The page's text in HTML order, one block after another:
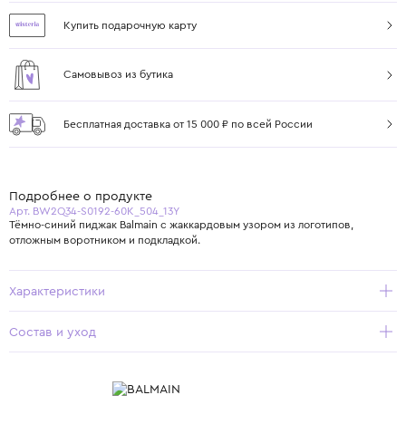
Купить подарочную карту
Самовывоз из бутика
Бесплатная доставка от 15 000 ₽ по всей России
Подробнее о продукте
Арт. BW2Q34-S0192-60K_504_13Y
Тёмно-синий пиджак Balmain с жаккардовым узором из логотипов,
отложным воротником и подкладкой.
Характеристики
Состав и уход